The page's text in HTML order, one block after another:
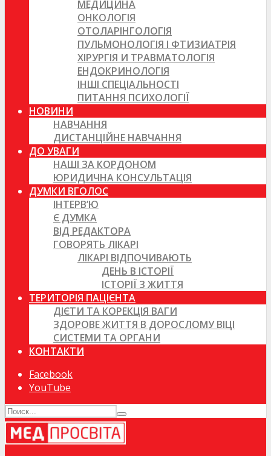
МЕДИЦИНА
ОНКОЛОГІЯ
ОТОЛАРІНГОЛОГІЯ
ПУЛЬМОНОЛОГІЯ І ФТИЗИАТРІЯ
ХІРУРГІЯ И ТРАВМАТОЛОГІЯ
ЕНДОКРИНОЛОГІЯ
ІНШІ СПЕЦІАЛЬНОСТІ
ПИТАННЯ ПСИХОЛОГІЇ
НОВИНИ
НАВЧАННЯ
ДИСТАНЦІЙНЕ НАВЧАННЯ
ДО УВАГИ
НАШІ ЗА КОРДОНОМ
ЮРИДИЧНА КОНСУЛЬТАЦІЯ
ДУМКИ ВГОЛОС
ІНТЕРВ’Ю
Є ДУМКА
ВІД РЕДАКТОРА
ГОВОРЯТЬ ЛІКАРІ
ЛІКАРІ ВІДПОЧИВАЮТЬ
ДЕНЬ В ІСТОРІЇ
ІСТОРІЇ З ЖИТТЯ
ТЕРИТОРІЯ ПАЦІЄНТА
ДІЄТИ ТА КОРЕКЦІЯ ВАГИ
ЗДОРОВЕ ЖИТТЯ В ДОРОСЛОМУ ВІЦІ
СИСТЕМИ ТА ОРГАНИ
КОНТАКТИ
Facebook
YouTube